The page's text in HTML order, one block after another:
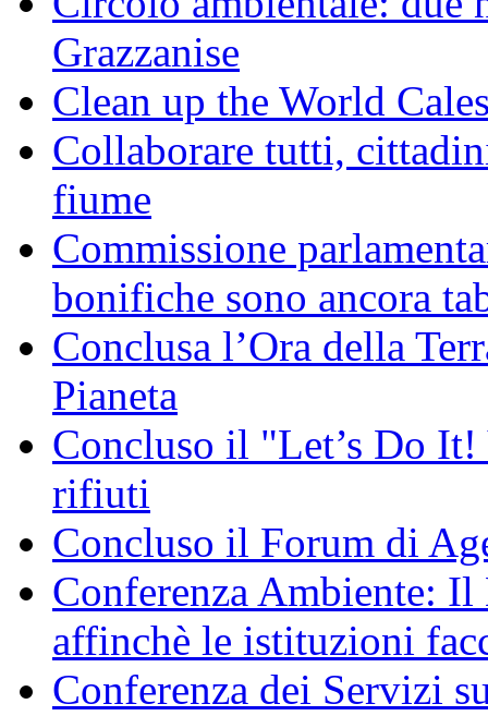
Grazzanise
Clean up the World
Collaborare tutti,
fiume
Commissione
bonifiche sono ancora
Conclusa l’Ora della
Pianeta
Concluso il "Let’s Do
rifiuti
Concluso il Forum di
Conferenza Ambiente:
affinchè le istituzioni
Conferenza dei Servizi